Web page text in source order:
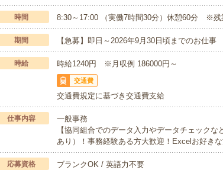
時間 8:30～17:00 （実働7時間30分）休憩60分 ※残
期間 【急募】即日～2026年9月30日頃までのお仕事
時給 時給1240円 ※月収例 186000円～
交通費
交通費規定に基づき交通費支給
仕事内容
一般事務
【協同組合でのデータ入力やデータチェック
あり）！事務経験ある方大歓迎！Excelお好き
応募資格
ブランクOK / 英語力不要